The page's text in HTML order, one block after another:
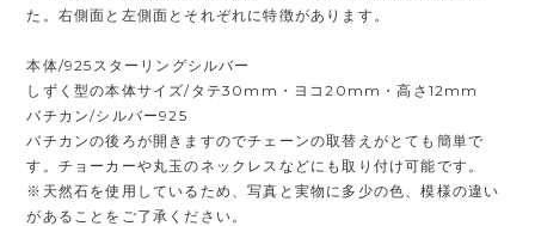
た。右側面と左側面とそれぞれに特徴があります。
本体/925スターリングシルバー
しずく型の本体サイズ/タテ30mm・ヨコ20mm・高さ12mm
バチカン/シルバー925
バチカンの後ろが開きますのでチェーンの取替えがとても簡単で
す。チョーカーや丸玉のネックレスなどにも取り付け可能です。
※天然石を使用しているため、写真と実物に多少の色、模様の違い
があることをご了承ください。